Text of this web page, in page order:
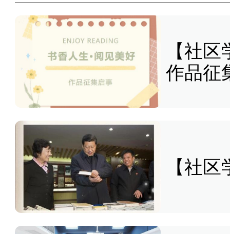
【社
作品征
【社